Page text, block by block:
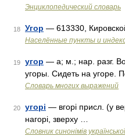
Энциклопедический словарь
18 Угор — 613330,
Населённые пункты и
19 угор — а; м.; нар. разг.
угоры. Сидеть на угоре.
Словарь многих выражений
20 угорі — вгорі присл. (у
нагорі, зверху …
Словник синонімів